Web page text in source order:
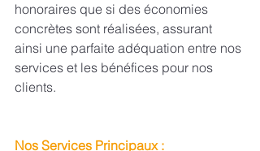
honoraires que si des économies
concrètes sont réalisées, assurant
ainsi une parfaite adéquation entre nos
services et les bénéfices pour nos
clients.
Nos Services Principaux :